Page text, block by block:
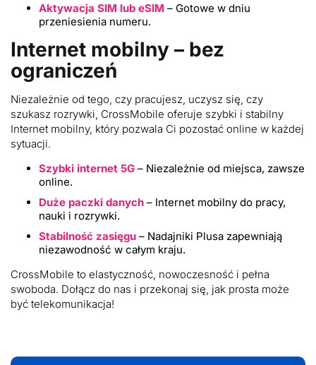
Aktywacja SIM lub eSIM – Gotowe w dniu
przeniesienia numeru.
Internet mobilny – bez
ograniczeń
Niezależnie od tego, czy pracujesz, uczysz się, czy
szukasz rozrywki, CrossMobile oferuje szybki i stabilny
Internet mobilny, który pozwala Ci pozostać online w każdej
sytuacji.
Szybki internet 5G – Niezależnie od miejsca, zawsze
online.
Duże paczki danych – Internet mobilny do pracy,
nauki i rozrywki.
Stabilność zasięgu – Nadajniki Plusa zapewniają
niezawodność w całym kraju.
CrossMobile to elastyczność, nowoczesność i pełna
swoboda. Dołącz do nas i przekonaj się, jak prosta może
być telekomunikacja!